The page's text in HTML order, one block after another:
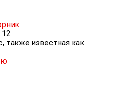
также известная как